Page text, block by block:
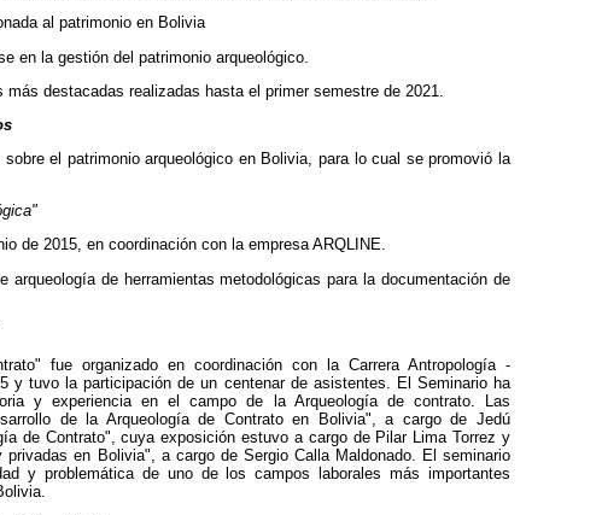
al patrimonio en Bolivia
en la gestión del patrimonio arqueológico.
destacadas realizadas hasta el primer semestre de 2021.
el patrimonio arqueológico en Bolivia, para lo cual se promovió la
de 2015, en coordinación con la empresa ARQLINE.
de herramientas metodológicas para la documentación de
fue organizado en coordinación con la Carrera Antropología -
y tuvo la participación de un centenar de asistentes. El Seminario ha
y experiencia en el campo de la Arqueología de contrato. Las
de la Arqueología de Contrato en Bolivia", a cargo de Jedú
de Contrato", cuya exposición estuvo a cargo de Pilar Lima Torrez y
en Bolivia", a cargo de Sergio Calla Maldonado. El seminario
y problemática de uno de los campos laborales más importantes